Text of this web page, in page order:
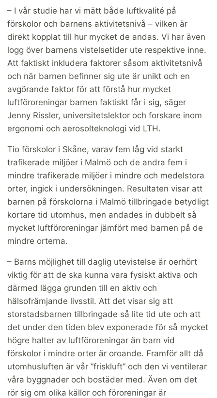
– I vår studie har vi mätt både luftkvalité på
förskolor och barnens aktivitetsnivå – vilken är
direkt kopplat till hur mycket de andas. Vi har även
logg över barnens vistelsetider ute respektive inne.
Att faktiskt inkludera faktorer såsom aktivitetsnivå
och när barnen befinner sig ute är unikt och en
avgörande faktor för att förstå hur mycket
luftföroreningar barnen faktiskt får i sig, säger
Jenny Rissler, universitetslektor och forskare inom
ergonomi och aerosolteknologi vid LTH.
Tio förskolor i Skåne, varav fem låg vid starkt
trafikerade miljöer i Malmö och de andra fem i
mindre trafikerade miljöer i mindre och medelstora
orter, ingick i undersökningen. Resultaten visar att
barnen på förskolorna i Malmö tillbringade betydligt
kortare tid utomhus, men andades in dubbelt så
mycket luftföroreningar jämfört med barnen på de
mindre orterna.
– Barns möjlighet till daglig utevistelse är oerhört
viktig för att de ska kunna vara fysiskt aktiva och
därmed lägga grunden till en aktiv och
hälsofrämjande livsstil. Att det visar sig att
storstadsbarnen tillbringade så lite tid ute och att
det under den tiden blev exponerade för så mycket
högre halter av luftföroreningar än barn vid
förskolor i mindre orter är oroande. Framför allt då
utomhusluften är vår ”friskluft” och den vi ventilerar
våra byggnader och bostäder med. Även om det
rör sig om olika källor och föroreningar är